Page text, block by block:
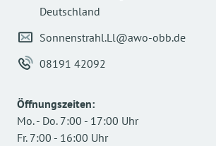
Deutschland
Sonnenstrahl.Ll@awo-obb.de
08191 42092
Öffnungszeiten:
Mo.- Do. 7:00 - 17:00 Uhr
Fr. 7:00 - 16:00 Uhr